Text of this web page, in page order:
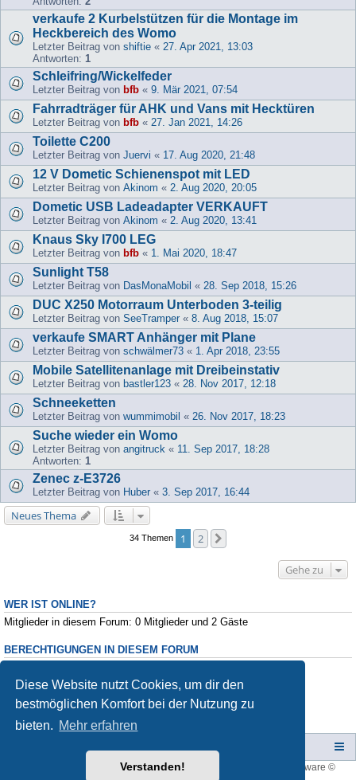
Diese Website nutzt Cookies, um dir den
bestmöglichen Komfort bei der Nutzung zu
bieten. Mehr erfahren
Verstanden!
verkaufe 2 Kurbelstützen für die Montage im
Heckbereich des Womo
Letzter Beitrag von shiftie « 27. Apr 2021, 13:03
Antworten: 1
Schleifring/Wickelfeder
Letzter Beitrag von bfb « 9. Mär 2021, 07:54
Fahrradträger für AHK und Vans mit Hecktüren
Letzter Beitrag von bfb « 27. Jan 2021, 14:26
Toilette C200
Letzter Beitrag von Juervi « 17. Aug 2020, 21:48
12 V Dometic Schienenspot mit LED
Letzter Beitrag von Akinom « 2. Aug 2020, 20:05
Dometic USB Ladeadapter VERKAUFT
Letzter Beitrag von Akinom « 2. Aug 2020, 13:41
Knaus Sky I700 LEG
Letzter Beitrag von bfb « 1. Mai 2020, 18:47
Sunlight T58
Letzter Beitrag von DasMonaMobil « 28. Sep 2018, 15:26
DUC X250 Motorraum Unterboden 3-teilig
Letzter Beitrag von SeeTramper « 8. Aug 2018, 15:07
verkaufe SMART Anhänger mit Plane
Letzter Beitrag von schwälmer73 « 1. Apr 2018, 23:55
Mobile Satellitenanlage mit Dreibeinstativ
Letzter Beitrag von bastler123 « 28. Nov 2017, 12:18
Schneeketten
Letzter Beitrag von wummimobil « 26. Nov 2017, 18:23
Suche wieder ein Womo
Letzter Beitrag von angitruck « 11. Sep 2017, 18:28
Antworten: 1
Zenec z-E3726
Letzter Beitrag von Huber « 3. Sep 2017, 16:44
Neues Thema
34 Themen 1 2
Gehe zu
WER IST ONLINE?
Mitglieder in diesem Forum: 0 Mitglieder und 2 Gäste
BERECHTIGUNGEN IN DIESEM FORUM
Du darfst keineAntworten zu Themen in diesem Forum erstellen.
Du darfst deine Beiträge in diesem Forum
Du darfst deine Beiträge in diesem Forumnichtlöschen.
Du darfst keineDateianhänge in diesem Forum erstellen.
forum tricolor,Powered by
® Forum Software ©